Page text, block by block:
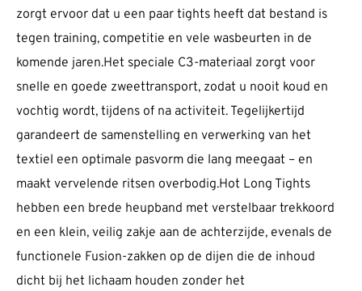
zorgt ervoor dat u een paar tights heeft dat bestand is
tegen training, competitie en vele wasbeurten in de
komende jaren.Het speciale C3-materiaal zorgt voor
snelle en goede zweettransport, zodat u nooit koud en
vochtig wordt, tijdens of na activiteit. Tegelijkertijd
garandeert de samenstelling en verwerking van het
textiel een optimale pasvorm die lang meegaat – en
maakt vervelende ritsen overbodig.Hot Long Tights
hebben een brede heupband met verstelbaar trekkoord
en een klein, veilig zakje aan de achterzijde, evenals de
functionele Fusion-zakken op de dijen die de inhoud
dicht bij het lichaam houden zonder het